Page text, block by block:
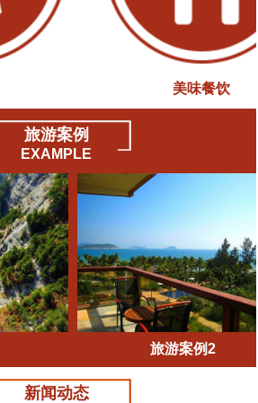
美味餐饮
旅游案例
EXAMPLE
旅游案例2
新闻动态